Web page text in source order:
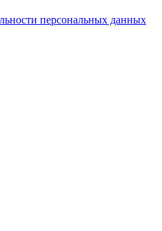
персональных данных